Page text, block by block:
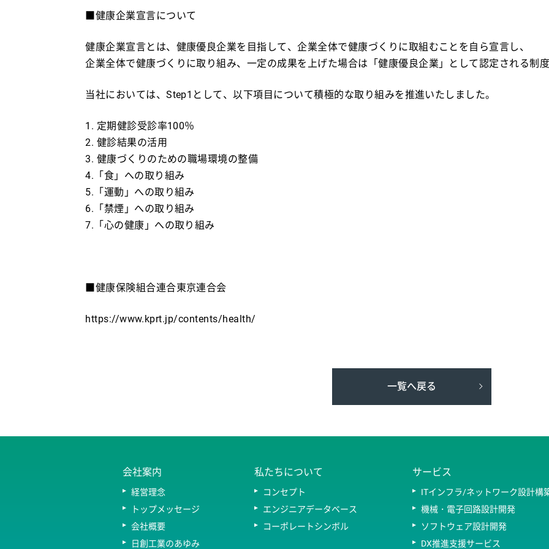
■健康企業宣言について
健康企業宣言とは、健康優良企業を目指して、企業全体で健康づくりに取組むことを自ら宣言し、
企業全体で健康づくりに取り組み、一定の成果を上げた場合は「健康優良企業」として認定される制
当社においては、Step1として、以下項目について積極的な取り組みを推進いたしました。
1. 定期健診受診率100％
2. 健診結果の活用
3. 健康づくりのための職場環境の整備
4.「食」への取り組み
5.「運動」への取り組み
6.「禁煙」への取り組み
7.「心の健康」への取り組み
■健康保険組合連合東京連合会
https://www.kprt.jp/contents/health/
一覧へ戻る
会社案内
経営理念
トップメッセージ
会社概要
日創工業のあゆみ
私たちについて
コンセプト
エンジニアデータベース
コーポレートシンボル
サービス
ITインフラ/ネットワーク設計構
機械・電子回路設計開発
ソフトウェア設計開発
DX推進支援サービス